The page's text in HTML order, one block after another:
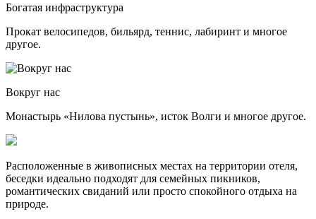
Богатая инфраструктура
Прокат велосипедов, бильярд, теннис, лабиринт и многое
другое.
Вокруг нас
Монастырь «Нилова пустынь», исток Волги и многое другое.
Расположенные в живописных местах на территории отеля,
беседки идеально подходят для семейных пикников,
романтических свиданий или просто спокойного отдыха на
природе.